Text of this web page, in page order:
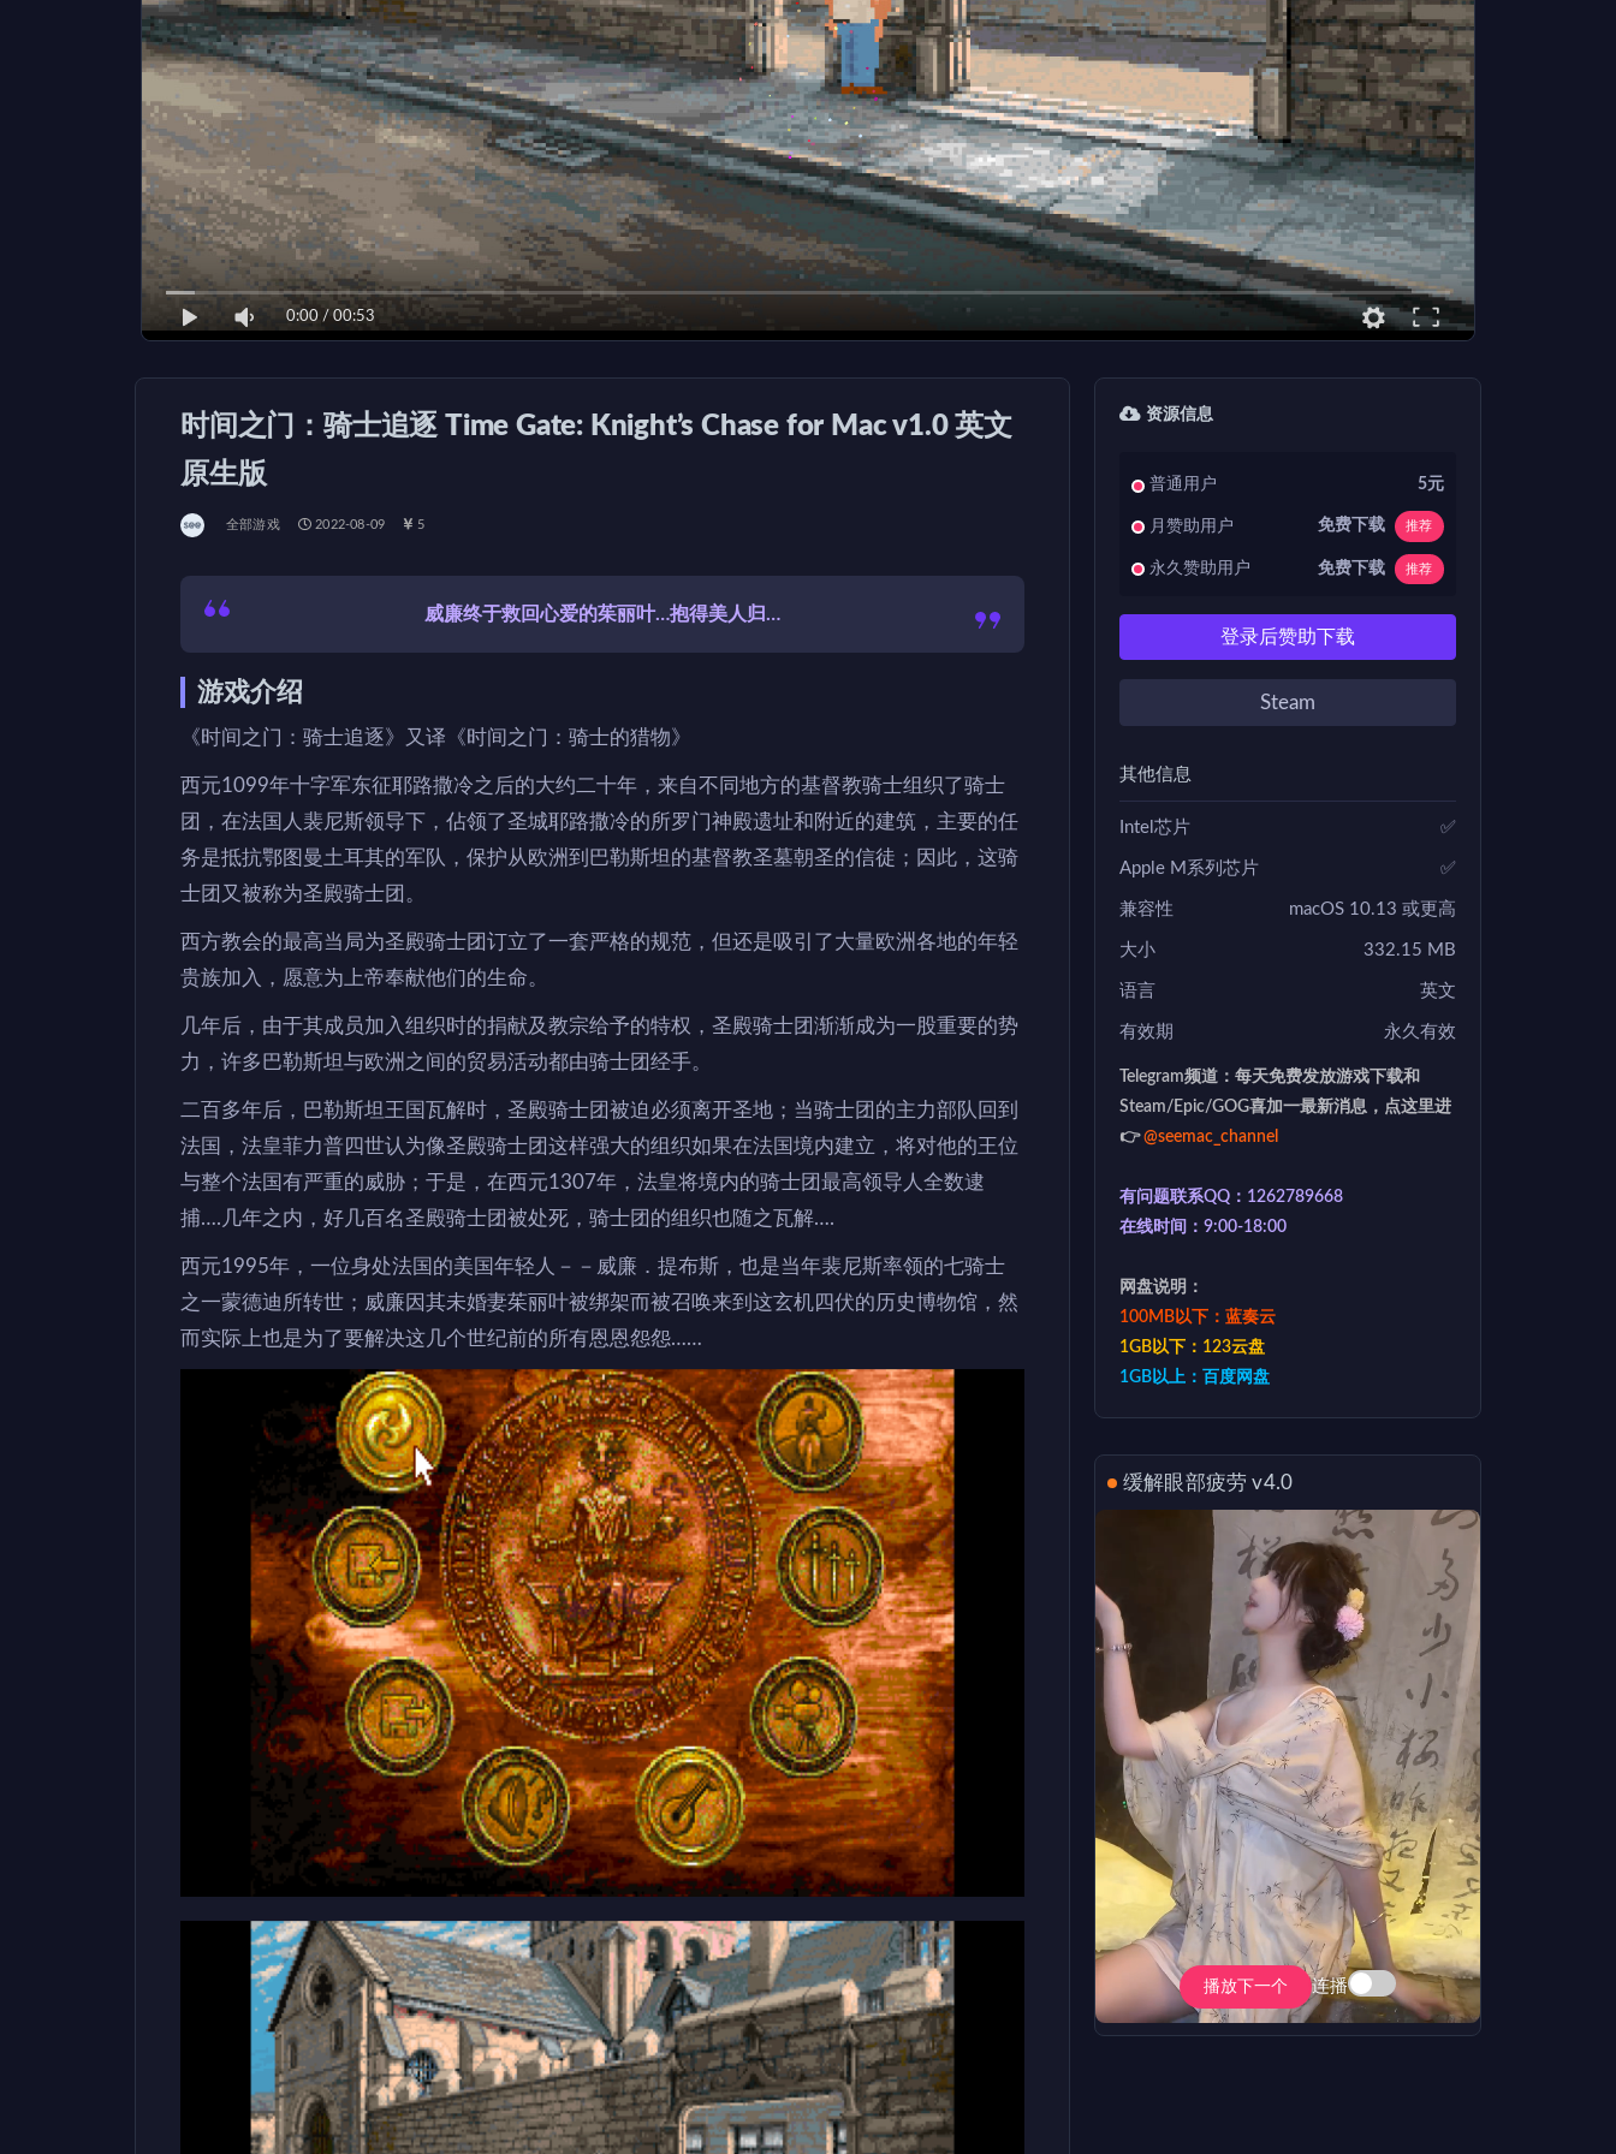
0:00 / 00:53
时间之门：骑士追逐 Time Gate: Knight’s Chase for Mac v1.0 英文
原生版
全部游戏 2022-08-09 5
威廉终于救回心爱的茱丽叶…抱得美人归…
游戏介绍
《时间之门：骑士追逐》又译《时间之门：骑士的猎物》
西元1099年十字军东征耶路撒冷之后的大约二十年，来自不同地方的基督教骑士组织了骑士
团，在法国人裴尼斯领导下，佔领了圣城耶路撒冷的所罗门神殿遗址和附近的建筑，主要的任
务是抵抗鄂图曼土耳其的军队，保护从欧洲到巴勒斯坦的基督教圣墓朝圣的信徒；因此，这骑
士团又被称为圣殿骑士团。
西方教会的最高当局为圣殿骑士团订立了一套严格的规范，但还是吸引了大量欧洲各地的年轻
贵族加入，愿意为上帝奉献他们的生命。
几年后，由于其成员加入组织时的捐献及教宗给予的特权，圣殿骑士团渐渐成为一股重要的势
力，许多巴勒斯坦与欧洲之间的贸易活动都由骑士团经手。
二百多年后，巴勒斯坦王国瓦解时，圣殿骑士团被迫必须离开圣地；当骑士团的主力部队回到
法国，法皇菲力普四世认为像圣殿骑士团这样强大的组织如果在法国境内建立，将对他的王位
与整个法国有严重的威胁；于是，在西元1307年，法皇将境内的骑士团最高领导人全数逮
捕….几年之内，好几百名圣殿骑士团被处死，骑士团的组织也随之瓦解….
西元1995年，一位身处法国的美国年轻人－－威廉．提布斯，也是当年裴尼斯率领的七骑士
之一蒙德迪所转世；威廉因其未婚妻茱丽叶被绑架而被召唤来到这玄机四伏的历史博物馆，然
而实际上也是为了要解决这几个世纪前的所有恩恩怨怨……
资源信息
普通用户 5元
月赞助用户 免费下载 推荐
永久赞助用户 免费下载 推荐
登录后赞助下载
Steam
其他信息
Intel芯片 ✅
Apple M系列芯片 ✅
兼容性 macOS 10.13 或更高
大小 332.15 MB
语言 英文
有效期 永久有效
Telegram频道：每天免费发放游戏下载和
Steam/Epic/GOG喜加一最新消息，点这里进
👉@seemac_channel
有问题联系QQ：1262789668
在线时间：9:00-18:00
网盘说明：
100MB以下：蓝奏云
1GB以下：123云盘
1GB以上：百度网盘
缓解眼部疲劳 v4.0
播放下一个 连播